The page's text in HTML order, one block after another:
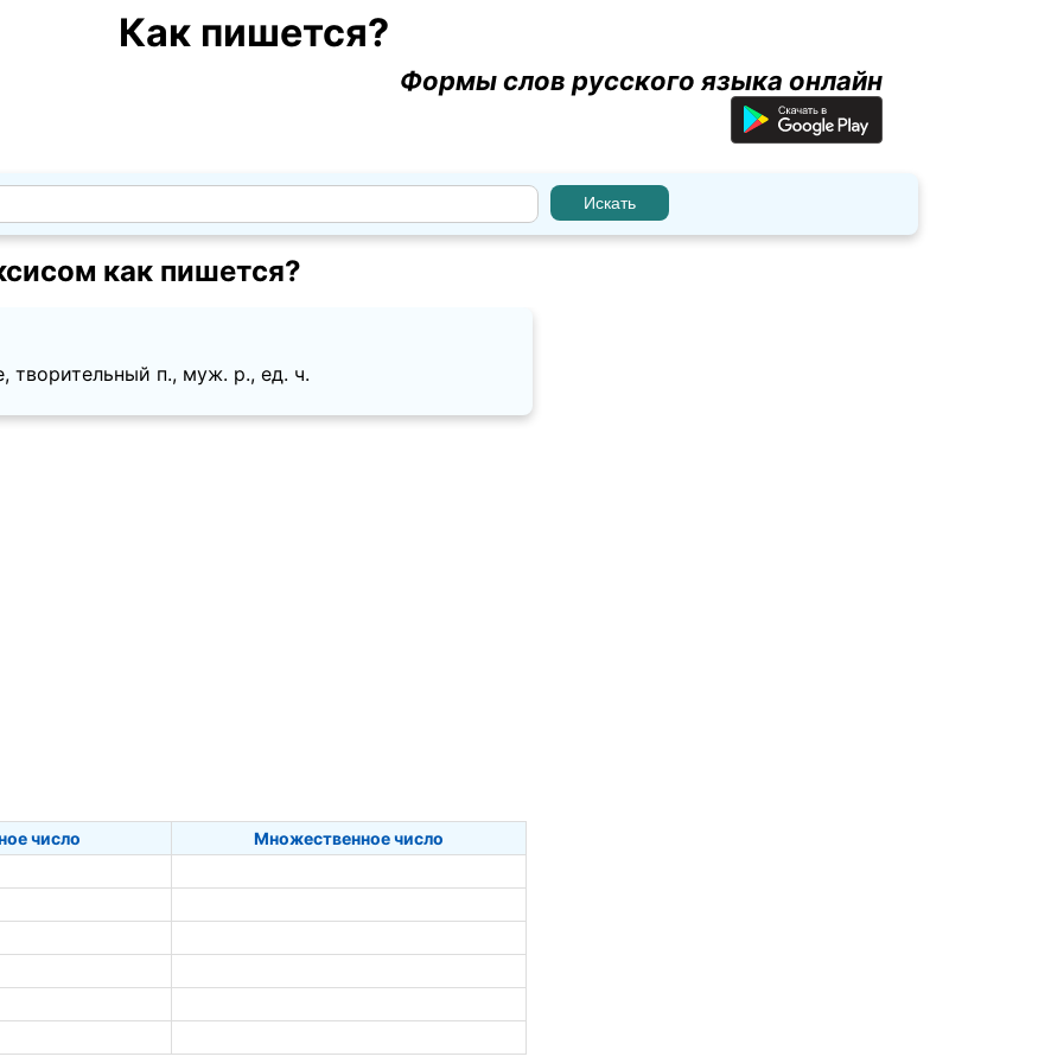
Как пишется?
Формы слов русского языка онлайн
как пишется?
творительный п., муж. p., ед. ч.
число
Множественное число